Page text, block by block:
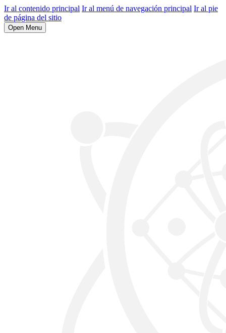
Ir al contenido principal Ir al menú de navegación principal Ir al pie
de página del sitio
Open Menu